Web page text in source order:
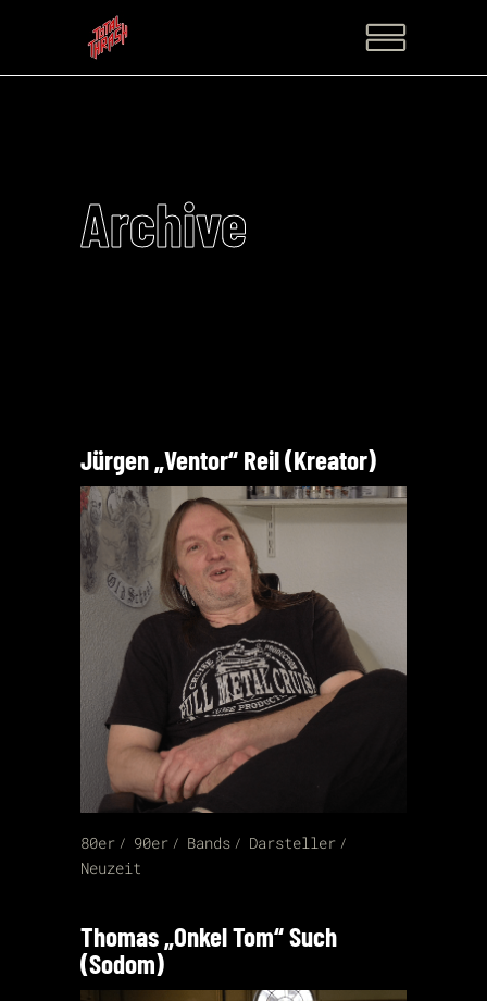
Archive
Jürgen „Ventor“ Reil (Kreator)
80er 90er Bands
Darsteller
Neuzeit
Thomas „Onkel Tom“ Such
(Sodom)